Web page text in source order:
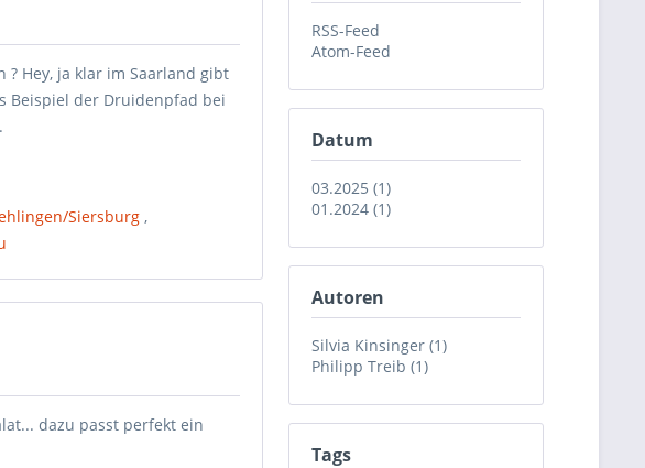
RSS-Feed
Atom-Feed
Datum
03.2025 (1)
01.2024 (1)
Autoren
Silvia Kinsinger (1)
Philipp Treib (1)
Tags
Hey, ja klar im Saarland gibt
Beispiel der Druidenpfad bei
Siersburg,
dazu passt perfekt ein